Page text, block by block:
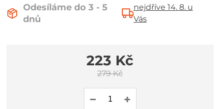
Odesíláme do 3 - 5
dnů
nejdříve 14. 8. u
Vás
223 Kč
279 Kč